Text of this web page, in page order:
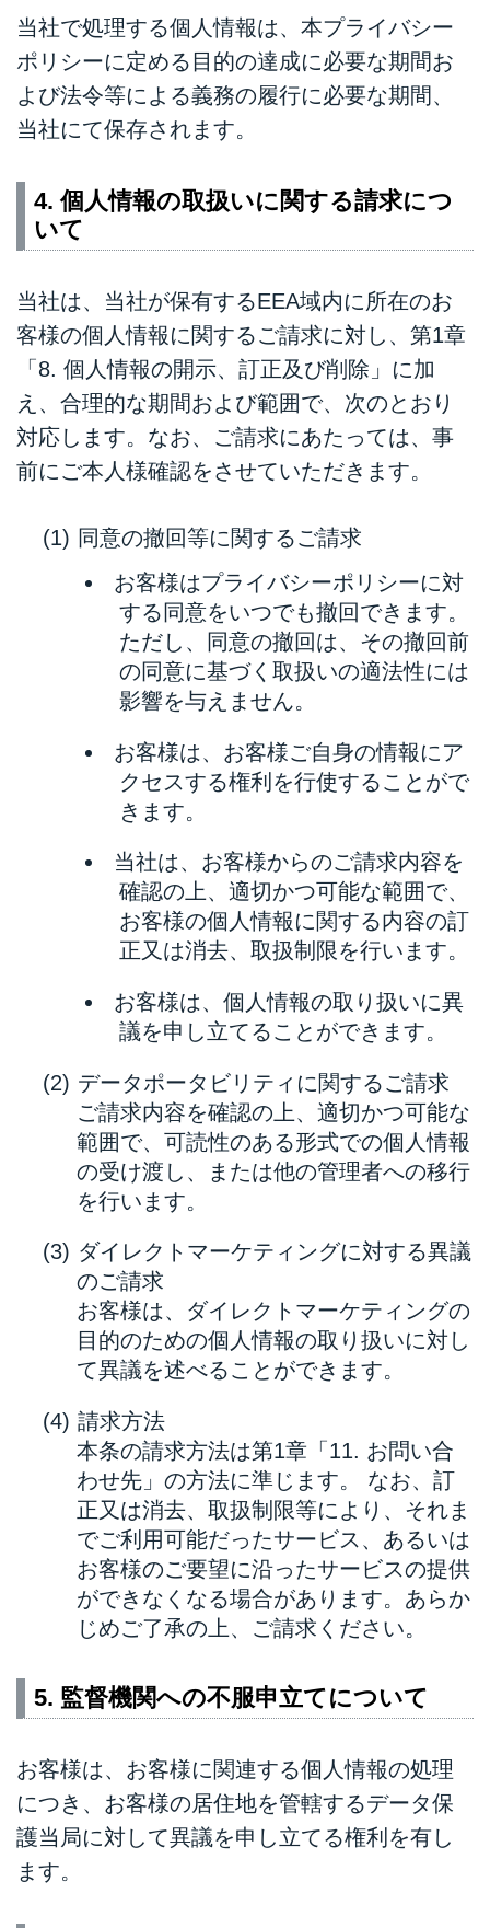
当社で処理する個人情報は、本プライバシー
ポリシーに定める目的の達成に必要な期間お
よび法令等による義務の履行に必要な期間、
当社にて保存されます。
4. 個人情報の取扱いに関する請求につ
いて
当社は、当社が保有するEEA域内に所在のお
客様の個人情報に関するご請求に対し、第1章
「8. 個人情報の開示、訂正及び削除」に加
え、合理的な期間および範囲で、次のとおり
対応します。なお、ご請求にあたっては、事
前にご本人様確認をさせていただきます。
同意の撤回等に関するご請求
お客様はプライバシーポリシーに対
する同意をいつでも撤回できます。
ただし、同意の撤回は、その撤回前
の同意に基づく取扱いの適法性には
影響を与えません。
お客様は、お客様ご自身の情報にア
クセスする権利を行使することがで
きます。
当社は、お客様からのご請求内容を
確認の上、適切かつ可能な範囲で、
お客様の個人情報に関する内容の訂
正又は消去、取扱制限を行います。
お客様は、個人情報の取り扱いに異
議を申し立てることができます。
データポータビリティに関するご請求
ご請求内容を確認の上、適切かつ可能な
範囲で、可読性のある形式での個人情報
の受け渡し、または他の管理者への移行
を行います。
ダイレクトマーケティングに対する異議
のご請求
お客様は、ダイレクトマーケティングの
目的のための個人情報の取り扱いに対し
て異議を述べることができます。
請求方法
本条の請求方法は第1章「11. お問い合
わせ先」の方法に準じます。 なお、訂
正又は消去、取扱制限等により、それま
でご利用可能だったサービス、あるいは
お客様のご要望に沿ったサービスの提供
ができなくなる場合があります。あらか
じめご了承の上、ご請求ください。
5. 監督機関への不服申立てについて
お客様は、お客様に関連する個人情報の処理
につき、お客様の居住地を管轄するデータ保
護当局に対して異議を申し立てる権利を有し
ます。